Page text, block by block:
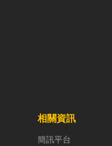
相關資訊
簡訊平台